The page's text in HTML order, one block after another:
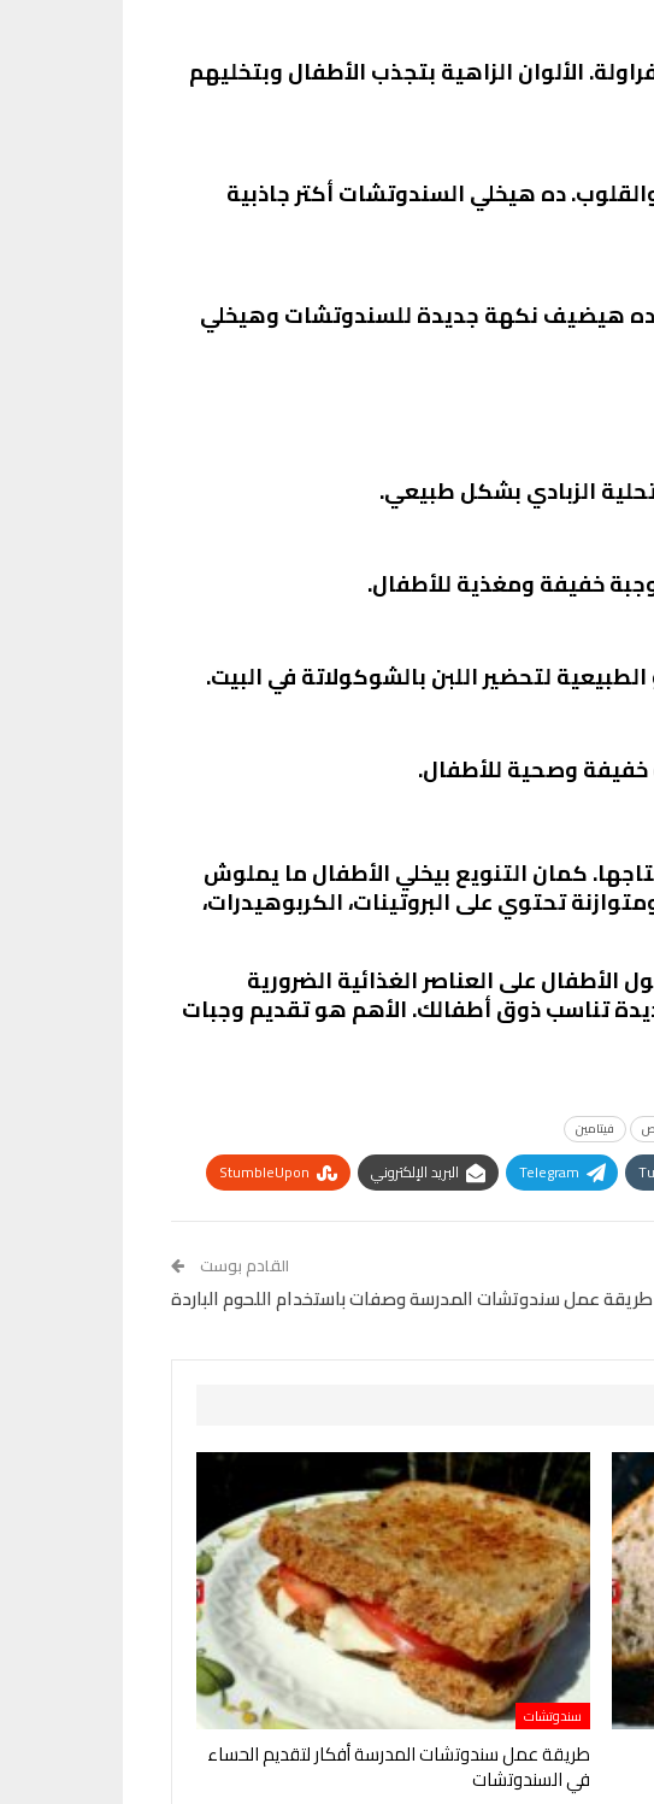
الألوان الزاهية بتجذب الأطفال وبتخليهم
ده هيخلي السندوتشات أكتر جاذبية
ده هيضيف نكهة جديدة للسندوتشات وهيخلي
الزبادي بشكل طبيعي.
خفيفة ومغذية للأطفال.
لتحضير اللبن بالشوكولاتة في البيت.
خفيفة وصحية للأطفال.
كمان التنويع بيخلي الأطفال ما يملوش
تحتوي على البروتينات، الكربوهيدرات،
على العناصر الغذائية الضرورية
تناسب ذوق أطفالك. الأهم هو تقديم وجبات
فيتامين
Telegram البريد الإلكتروني
StumbleUpon
القادم بوست
طريقة عمل سندوتشات المدرسة وصفات باستخدام اللحوم الباردة
سندوتشات
طريقة عمل سندوتشات المدرسة أفكار لتقديم الحساء
في السندوتشات